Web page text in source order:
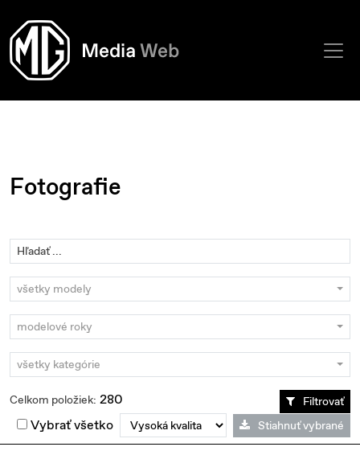
Fotografie
všetky modely
modelové roky
všetky kategórie
Celkom položiek: 280 Filtrovať
Vybrať všetko Stiahnuť vybrané